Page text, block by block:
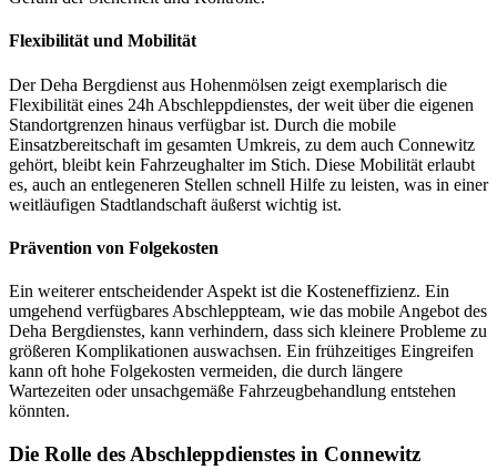
Flexibilität und Mobilität
Der Deha Bergdienst aus Hohenmölsen zeigt exemplarisch die
Flexibilität eines 24h Abschleppdienstes, der weit über die eigenen
Standortgrenzen hinaus verfügbar ist. Durch die mobile
Einsatzbereitschaft im gesamten Umkreis, zu dem auch Connewitz
gehört, bleibt kein Fahrzeughalter im Stich. Diese Mobilität erlaubt
es, auch an entlegeneren Stellen schnell Hilfe zu leisten, was in einer
weitläufigen Stadtlandschaft äußerst wichtig ist.
Prävention von Folgekosten
Ein weiterer entscheidender Aspekt ist die Kosteneffizienz. Ein
umgehend verfügbares Abschleppteam, wie das mobile Angebot des
Deha Bergdienstes, kann verhindern, dass sich kleinere Probleme zu
größeren Komplikationen auswachsen. Ein frühzeitiges Eingreifen
kann oft hohe Folgekosten vermeiden, die durch längere
Wartezeiten oder unsachgemäße Fahrzeugbehandlung entstehen
könnten.
Die Rolle des Abschleppdienstes in Connewitz